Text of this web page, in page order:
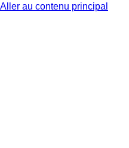
Aller au contenu principal